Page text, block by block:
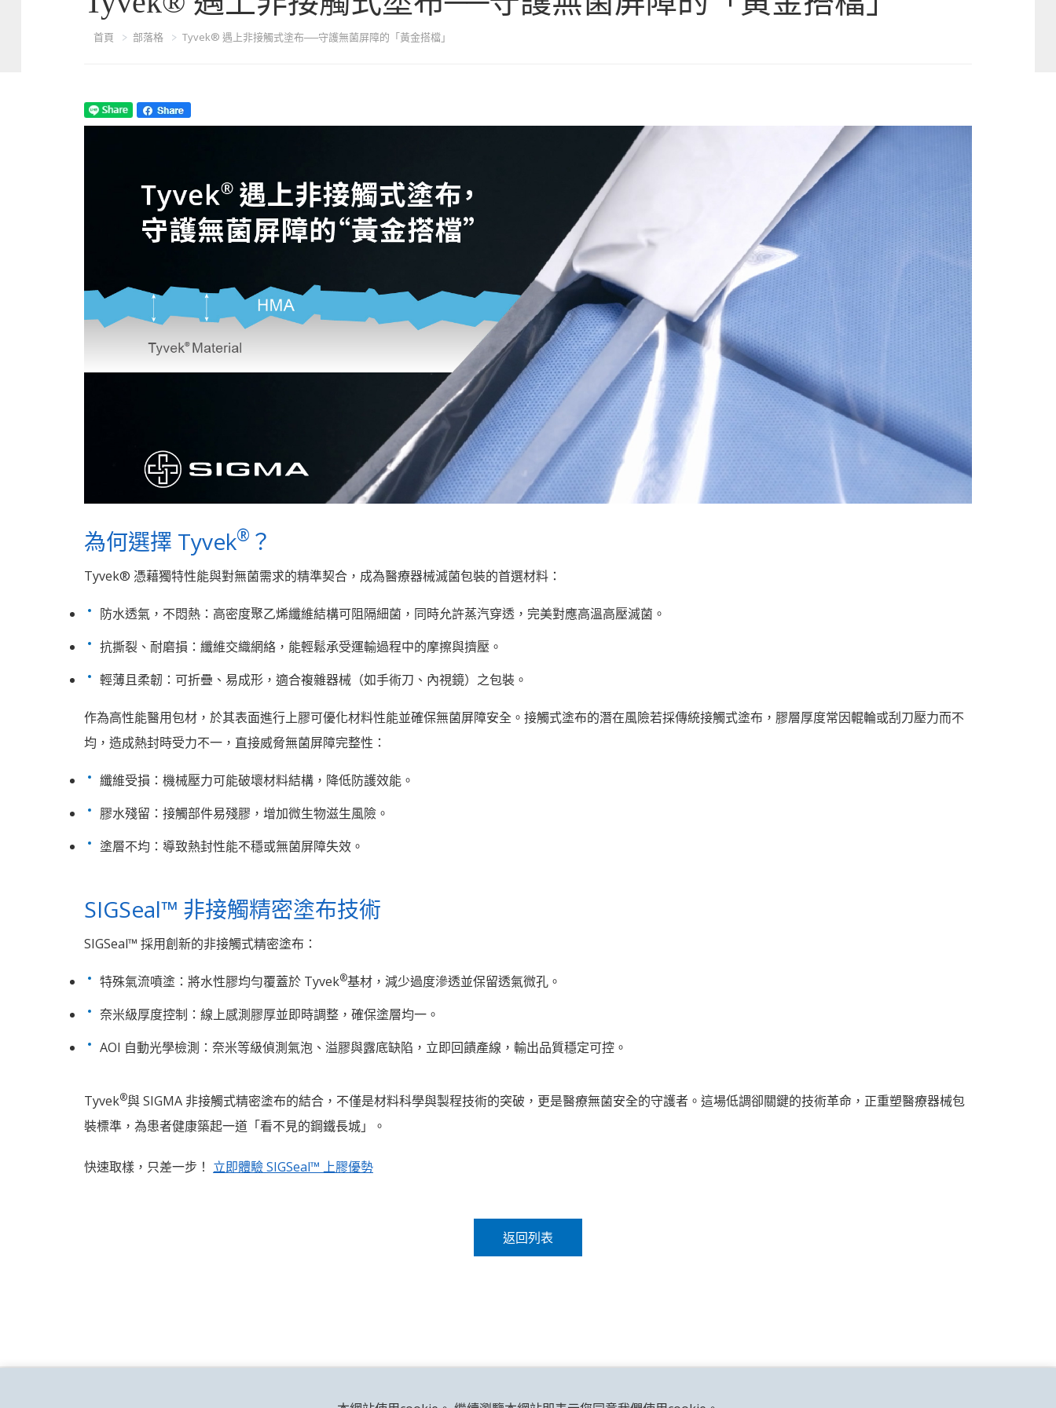
首頁 部落格 Tyvek® 遇上非接觸式塗布──守護無菌屏障的「黃金搭檔」
為何選擇 Tyvek® ？​
Tyvek® 憑藉獨特性能與對無菌需求的精準契合，成為醫療器械滅菌包裝的首選材料：​
防水透氣，不悶熱：高密度聚乙烯纖維結構可阻隔細菌，同時允許蒸汽穿透，完美對應高溫高壓滅菌。
抗撕裂、耐磨損：纖維交織網絡，能輕鬆承受運輸過程中的摩擦與擠壓。
輕薄且柔韌：可折疊、易成形，適合複雜器械（如手術刀、內視鏡）之包裝。​
作為高性能醫用包材，於其表面進行上膠可優化材料性能並確保無菌屏障安全。​ 接觸式塗布的潛在風險​ 若採傳統接觸式塗布，膠層厚度常因輥輪或刮刀壓力而不
均，造成熱封時受力不一，直接威脅無菌屏障完整性：​
纖維受損：機械壓力可能破壞材料結構，降低防護效能。
膠水殘留：接觸部件易殘膠，增加微生物滋生風險。
塗層不均：導致熱封性能不穩或無菌屏障失效。
SIGSeal™ 非接觸精密塗布技術​
SIGSeal™ 採用創新的非接觸式精密塗布：
特殊氣流噴塗：將水性膠均勻覆蓋於 Tyvek®基材，減少過度滲透並保留透氣微孔。
奈米級厚度控制：線上感測膠厚並即時調整，確保塗層均一。
​ AOI 自動光學檢測：奈米等級偵測氣泡、溢膠與露底缺陷，立即回饋產線，輸出品質穩定可控。
Tyvek®與 SIGMA 非接觸式精密塗布的結合，不僅是材料科學與製程技術的突破，更是醫療無菌安全的守護者。這場低調卻關鍵的技術革命，正重塑醫療器械包
裝標準，為患者健康築起一道「看不見的鋼鐵長城」。​
快速取樣，只差一步！ 立即體驗 SIGSeal™ 上膠優勢
返回列表
聯絡SIGMA 隱私權政策與法律聲明 使用者條款